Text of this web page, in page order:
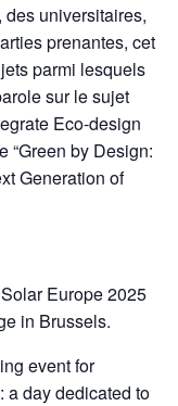
des universitaires,
prenantes, cet
parmi lesquels
sur le sujet
Eco-design
“Green by Design:
Generation of
Europe 2025
in Brussels.
event for
a day dedicated to